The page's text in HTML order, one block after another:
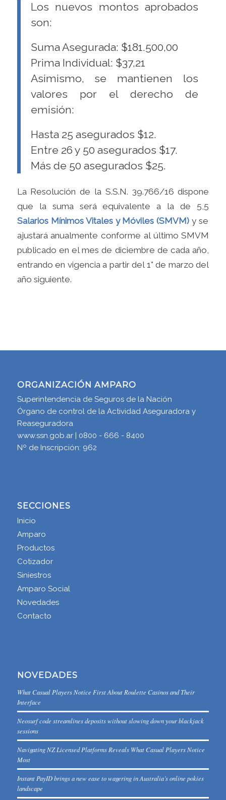
Los nuevos montos aprobados
son:
Suma Asegurada: $181.500,00
Prima Individual: $37,21
Asimismo, se mantienen los
valores por el derecho de
emisión:
Hasta 25 asegurados $12.
Entre 26 y 50 asegurados $17.
Más de 50 asegurados $25.
La Resolución de la S.S.N. 39.766/16 dispone
que la suma será equivalente a la de 5,5
Salarios Mínimos Vitales y Móviles (SMVM) y se
ajustará anualmente conforme al último SMVM
publicado en el mes de diciembre de cada año,
entrando en vigencia a partir del 1° de marzo del
año siguiente.
ORGANIZACIÓN AMPARO
Superintendencia de Seguros de la Nación
Órgano de control de la Actividad Aseguradora y
Reaseguradora
www.ssn.gob.ar | 0800 - 666 - 8400
Nº de Inscripción: 962
SECCIONES
Inicio
Amparo
Productos
Cotizador
Siniestros
Amparo Social
Novedades
Contacto
NOVEDADES
What Casual Players Notice First About Roulette Casinos and Their
Interface
Neosurf code streamlines deposits without slowing down your blackjack
sessions
Navigating NZ Licensed Platforms Reveals What Casual Players Notice
Most
Instant PayID brings a new ease to wagering in Australia’s online pokies
landscape